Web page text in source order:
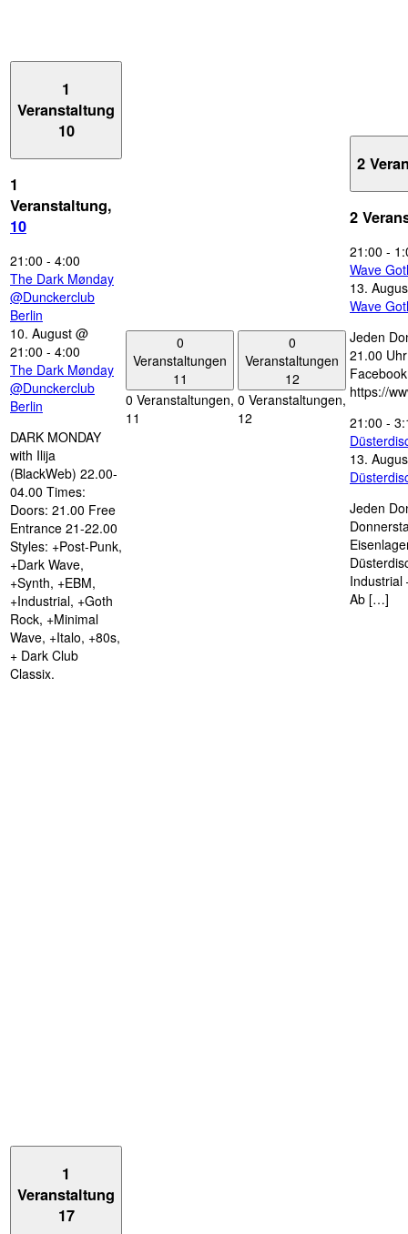
1
Veranstaltung
10
1
Veranstaltung,
10
21:00 - 4:00
The Dark Mønday
@Dunckerclub
Berlin
10. August @
21:00 - 4:00
The Dark Mønday
@Dunckerclub
Berlin
DARK MONDAY
with Ilija
(BlackWeb) 22.00-
04.00 Times:
Doors: 21.00 Free
Entrance 21-22.00
Styles: +Post-Punk,
+Dark Wave,
+Synth, +EBM,
+Industrial, +Goth
Rock, +Minimal
Wave, +Italo, +80s,
+ Dark Club
Classix.
0
Veranstaltungen
11
0 Veranstaltungen,
11
0
Veranstaltungen
12
0 Veranstaltungen,
12
2
2
21:00 -
Wave
13.
Wave
Jeden
21.00
https://
21:00 -
13.
Jeden
Industrial
Ab […]
1
Veranstaltung
17